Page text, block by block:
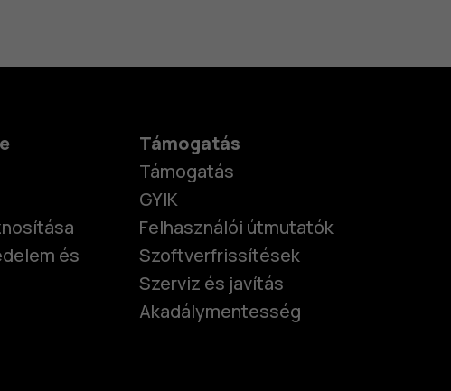
és
Támogatás
Támogatás
GYIK
Felhasználói útmutatók
Szoftverfrissítések
Szerviz és javítás
Akadálymentesség